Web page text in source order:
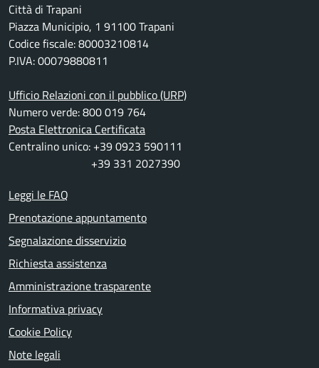
Città di Trapani
Piazza Municipio, 1 91100 Trapani
Codice fiscale: 80003210814
P.IVA: 00079880811
Ufficio Relazioni con il pubblico (URP)
Numero verde: 800 019 764
Posta Elettronica Certificata
Centralino unico: +39 0923 590111
+39 331 2027390
Leggi le FAQ
Prenotazione appuntamento
Segnalazione disservizio
Richiesta assistenza
Amministrazione trasparente
Informativa privacy
Cookie Policy
Note legali